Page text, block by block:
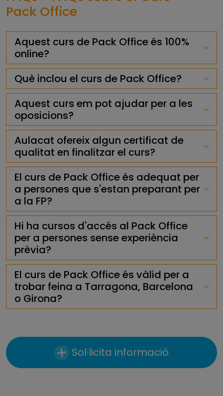
Pack Office
Aquest curs de Pack Office és 100%
online?
Què inclou el curs de Pack Office?
Aquest curs em pot ajudar per a les
oposicions?
Aulacat ofereix algun certificat de
qualitat en finalitzar el curs?
El curs de Pack Office és adequat per
a persones que s'estan preparant per
a la FP?
Hi ha cursos d'accés al Pack Office
per a persones sense experiència
prèvia?
El curs de Pack Office és vàlid per a
trobar feina a Tarragona, Barcelona
o Girona?
Sol·licita informació